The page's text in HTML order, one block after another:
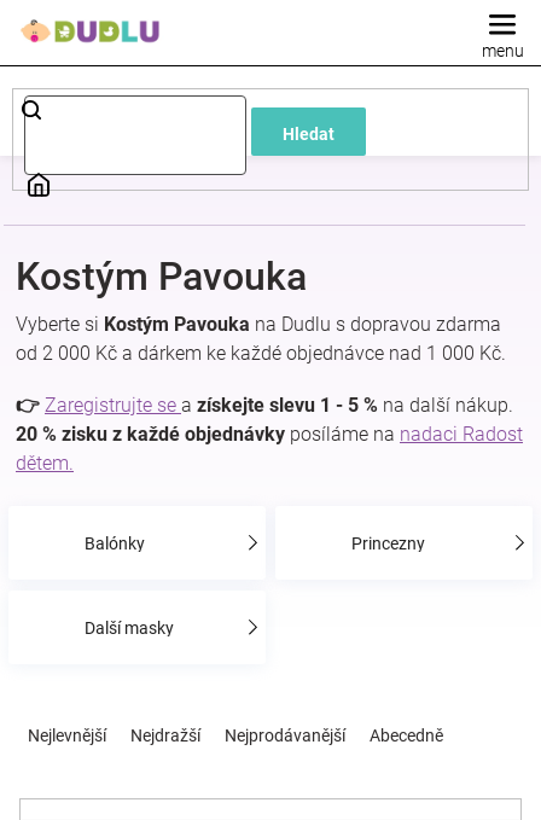
Hledat
Dětské
a
kojenecké
oblečení
Pokojíček
a
kojenecká
zábava
Kostým Pavouka
Vyberte si Kostým Pavouka na Dudlu s dopravou zdarma
od 2 000 Kč a dárkem ke každé objednávce nad 1 000 Kč.
👉 Zaregistrujte se a získejte slevu 1 - 5 % na další nákup.
20 % zisku z každé objednávky posíláme na nadaci Radost
dětem.
Balónky Princezny
Další masky
Nejlevnější Nejdražší Nejprodávanější Abecedně